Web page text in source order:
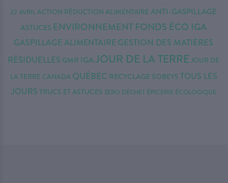
22 AVRILACTION RÉDUCTION ALIMENTAIRE ANTI-GASPILLAGE
ASTUCES ENVIRONNEMENTFONDS ÉCO IGA
GASPILLAGE ALIMENTAIREGESTION DES MATIÈRES
RÉSIDUELLES GMR IGAJOUR DE LA TERRE JOUR DE
LA TERRE CANADA QUÉBEC RECYCLAGE SOBEYS TOUS LES
JOURS TRUCS ET ASTUCES ZERO DÉCHET ÉPICERIE ÉCOLOGIQUE